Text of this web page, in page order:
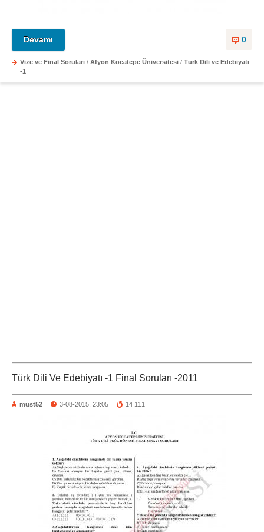
0
Devamı
Vize ve Final Soruları / Afyon Kocatepe Üniversitesi / Türk Dili ve Edebiyatı
-1
Türk Dili Ve Edebiyatı -1 Final Soruları -2011
must52 3-08-2015, 23:05 14 111